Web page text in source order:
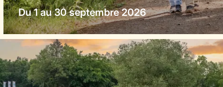
Du 1 au 30 septembre 2026